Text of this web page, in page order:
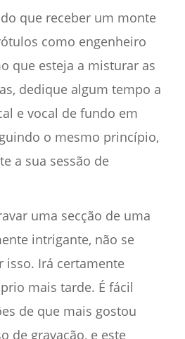
que receber um monte
como engenheiro
que esteja a misturar as
dedique algum tempo a
e vocal de fundo em
o mesmo princípio,
a sua sessão de
uma secção de uma
intrigante, não se
isso. Irá certamente
mais tarde. É fácil
de que mais gostou
de gravação, e este